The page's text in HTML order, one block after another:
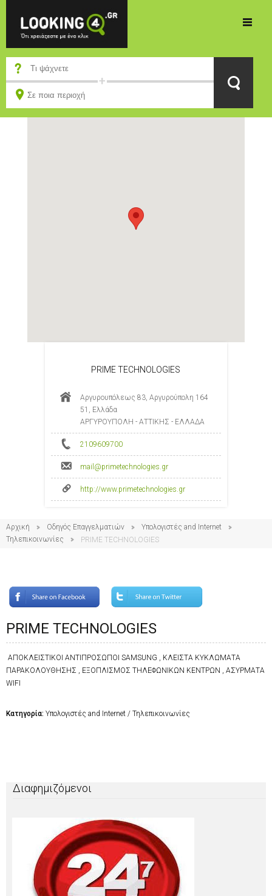
PRIME TECHNOLOGIES
Αργυρουπόλεως 83, Αργυρούπολη 164
51, Ελλάδα
ΑΡΓΥΡΟΥΠΟΛΗ - ΑΤΤΙΚΗΣ - ΕΛΛΑΔΑ
2109609700
mail@primetechnologies.gr
http://www.primetechnologies.gr
Αρχική Οδηγός Επαγγελματιών
Υπολογιστές and Internet
Τηλεπικοινωνίες
PRIME TECHNOLOGIES
PRIME TECHNOLOGIES
ΑΠΟΚΛΕΙΣΤΙΚΟΙ ΑΝΤΙΠΡΟΣΩΠΟΙ SAMSUNG , ΚΛΕΙΣΤΑ ΚΥΚΛΩΜΑΤΑ
ΠΑΡΑΚΟΛΟΥΘΗΣΗΣ , ΕΞΟΠΛΙΣΜΟΣ ΤΗΛΕΦΩΝΙΚΩΝ ΚΕΝΤΡΩΝ , ΑΣΥΡΜΑΤΑ
WIFI
Κατηγορία: Υπολογιστές and Internet / Τηλεπικοινωνίες
Διαφημιζόμενοι